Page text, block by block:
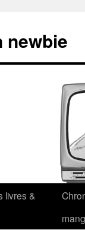
newbie
livres &